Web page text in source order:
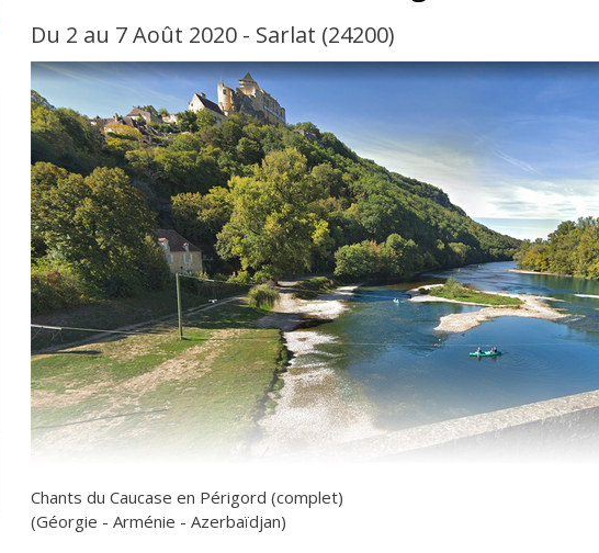
Du 2 au 7 Août 2020 - Sarlat (24200)
Chants du Caucase en Périgord (complet)
(Géorgie - Arménie - Azerbaïdjan)